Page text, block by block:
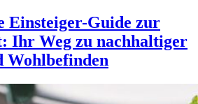
Einsteiger-Guide zur
Ihr Weg zu nachhaltiger
Wohlbefinden